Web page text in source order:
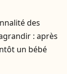
des
: après
un bébé